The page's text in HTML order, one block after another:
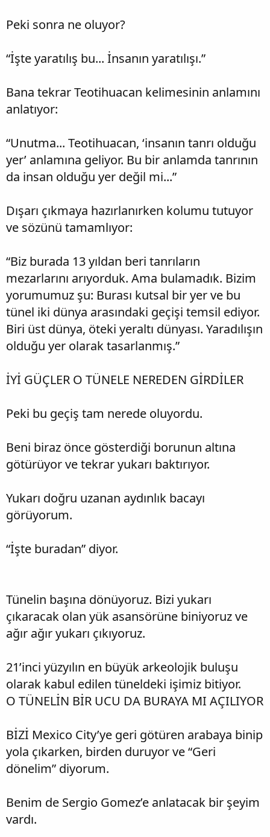
Peki sonra ne oluyor?
“İşte yaratılış bu... İnsanın yaratılışı.”
Bana tekrar Teotihuacan kelimesinin anlamını
anlatıyor:
“Unutma... Teotihuacan, ‘insanın tanrı olduğu
yer’ anlamına geliyor. Bu bir anlamda tanrının
da insan olduğu yer değil mi...”
Dışarı çıkmaya hazırlanırken kolumu tutuyor
ve sözünü tamamlıyor:
“Biz burada 13 yıldan beri tanrıların
mezarlarını arıyorduk. Ama bulamadık. Bizim
yorumumuz şu: Burası kutsal bir yer ve bu
tünel iki dünya arasındaki geçişi temsil ediyor.
Biri üst dünya, öteki yeraltı dünyası. Yaradılışın
olduğu yer olarak tasarlanmış.”
İYİ GÜÇLER O TÜNELE NEREDEN GİRDİLER
Peki bu geçiş tam nerede oluyordu.
Beni biraz önce gösterdiği borunun altına
götürüyor ve tekrar yukarı baktırıyor.
Yukarı doğru uzanan aydınlık bacayı
görüyorum.
“İşte buradan” diyor.
Tünelin başına dönüyoruz. Bizi yukarı
çıkaracak olan yük asansörüne biniyoruz ve
ağır ağır yukarı çıkıyoruz.
21’inci yüzyılın en büyük arkeolojik buluşu
olarak kabul edilen tüneldeki işimiz bitiyor.
O TÜNELİN BİR UCU DA BURAYA MI AÇILIYOR
BİZİ Mexico City’ye geri götüren arabaya binip
yola çıkarken, birden duruyor ve “Geri
dönelim” diyorum.
Benim de Sergio Gomez’e anlatacak bir şeyim
vardı.